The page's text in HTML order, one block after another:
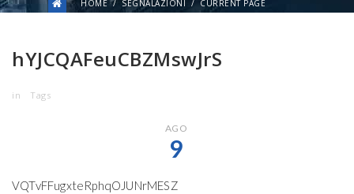
HOME SEGNALAZIONI CURRENT PAGE
hYJCQAFeuCBZMswJrS
in Tags
AGO
9
VQTvFFugxteRphqOJUNrMESZ